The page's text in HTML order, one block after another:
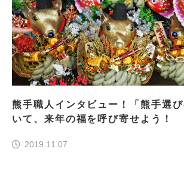
熊手職人インタビュー！「熊手選
いて、来年の福を呼び寄せよう！
2019.11.07